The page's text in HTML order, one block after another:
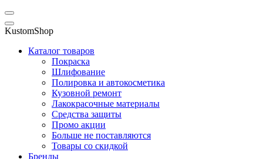
KustomShop
Каталог товаров
Покраска
Шлифование
Полировка и автокосметика
Кузовной ремонт
Лакокрасочные материалы
Средства защиты
Промо акции
Больше не поставляются
Товары со скидкой
Бренды